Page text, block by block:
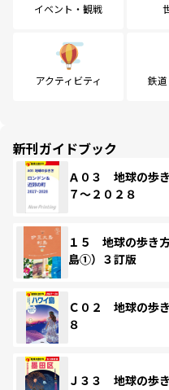
イベント・観戦
アクティビティ 鉄
新刊ガイドブック
Ａ０３ 地球の歩
７～２０２８
１５ 地球の歩き
島①）３訂版
Ｃ０２ 地球の歩
８
Ｊ３３ 地球の歩